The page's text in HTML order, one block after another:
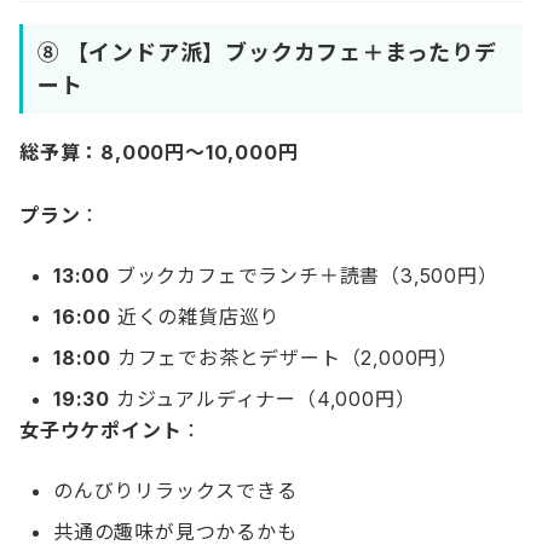
⑧ 【インドア派】ブックカフェ＋まったりデ
ート
総予算：8,000円〜10,000円
プラン ：
13:00 ブックカフェでランチ＋読書（3,500円）
16:00 近くの雑貨店巡り
18:00 カフェでお茶とデザート（2,000円）
19:30 カジュアルディナー（4,000円）
女子ウケポイント ：
のんびりリラックスできる
共通の趣味が見つかるかも